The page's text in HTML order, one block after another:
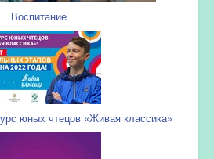
Воспитание
юных чтецов «Живая классика»